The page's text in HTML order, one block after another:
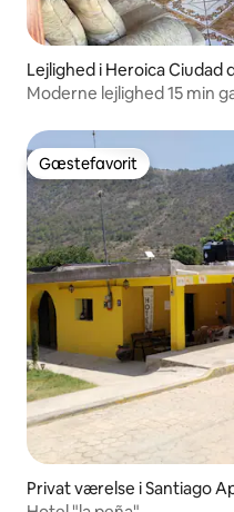
Lejlighed i Heroica Ciudad
n
Moderne lejlighed 15 min
Gæstefavorit
Gæstefavorit
Privat værelse i Santiago